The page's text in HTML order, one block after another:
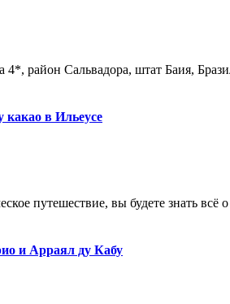
4*, район Сальвадора, штат Баия,
какао в Ильеусе
путешествие, вы будете знать
и Арраял ду Кабу